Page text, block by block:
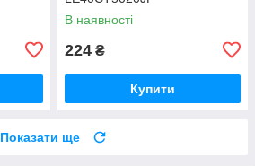
В наявності
224 ₴
Купити
Показати ще